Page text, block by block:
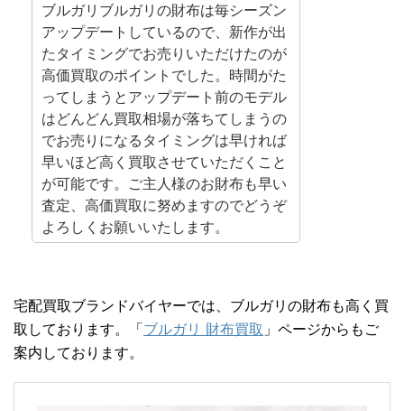
ブルガリブルガリの財布は毎シーズン
アップデートしているので、新作が出
たタイミングでお売りいただけたのが
高価買取のポイントでした。時間がた
ってしまうとアップデート前のモデル
はどんどん買取相場が落ちてしまうの
でお売りになるタイミングは早ければ
早いほど高く買取させていただくこと
が可能です。ご主人様のお財布も早い
査定、高価買取に努めますのでどうぞ
よろしくお願いいたします。
宅配買取ブランドバイヤーでは、ブルガリの財布も高く買
取しております。「ブルガリ 財布買取 」ページからもご
案内しております。